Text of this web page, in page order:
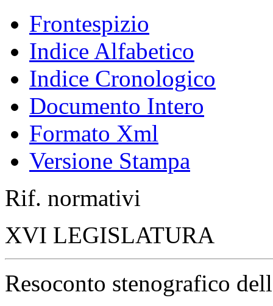
Frontespizio
Indice Alfabetico
Indice Cronologico
Documento Intero
Formato Xml
Versione Stampa
Rif. normativi
XVI LEGISLATURA
Resoconto stenografico